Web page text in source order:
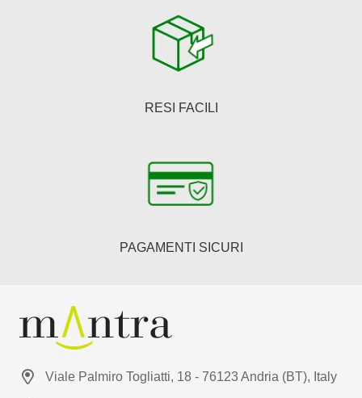
RESI FACILI
PAGAMENTI SICURI
Viale Palmiro Togliatti, 18 - 76123 Andria (BT), Italy